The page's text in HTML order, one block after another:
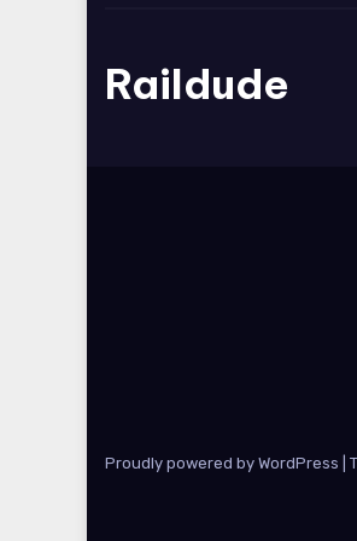
Raildude
Proudly powered by WordPress